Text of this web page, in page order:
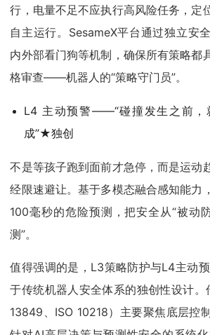
行，电量不足不应执行高风险任务，定
自主运行。SesameX平台通过独立安
内外部看门狗等机制，确保所有策略都
格审查——机器人的“策略守门员”。
L4 主动预警——“碰撞发生之前，
成”★独创
不是等孩子跑到面前才急停，而是运动
经限速避让。基于多模态融合感知能力
100毫秒的危险预测，把安全从“被动
测”。
值得强调的是，L3策略防护与L4主动
于传统机器人安全体系的独创性设计。
13849、ISO 10218）主要聚焦底层控